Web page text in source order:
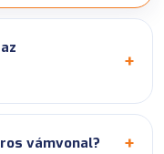
vámvonal?